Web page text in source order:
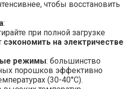
чтобы восстановить
:
при полной загрузке
сэкономить на электричестве
режимы: большинство
порошков эффективно
(30-40°C).